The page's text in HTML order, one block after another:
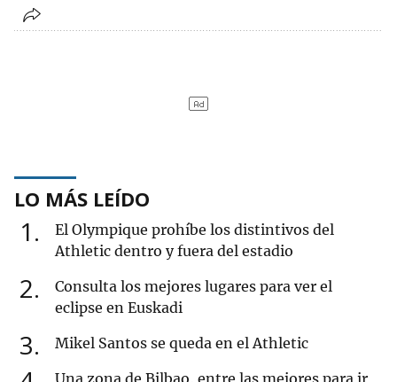
LO MÁS LEÍDO
1
El Olympique prohíbe los distintivos del
Athletic dentro y fuera del estadio
2
Consulta los mejores lugares para ver el
eclipse en Euskadi
3 Mikel Santos se queda en el Athletic